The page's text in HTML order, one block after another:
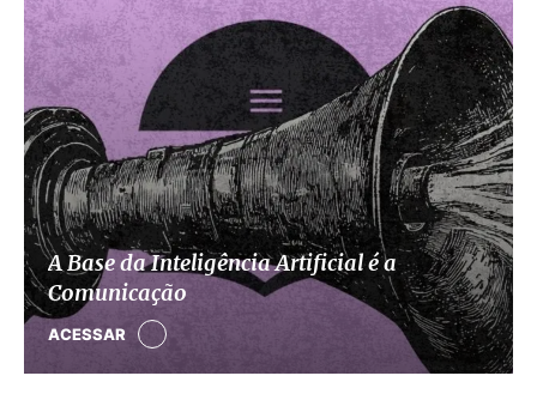
A Base da Inteligência Artificial é a
Comunicação
ACESSAR